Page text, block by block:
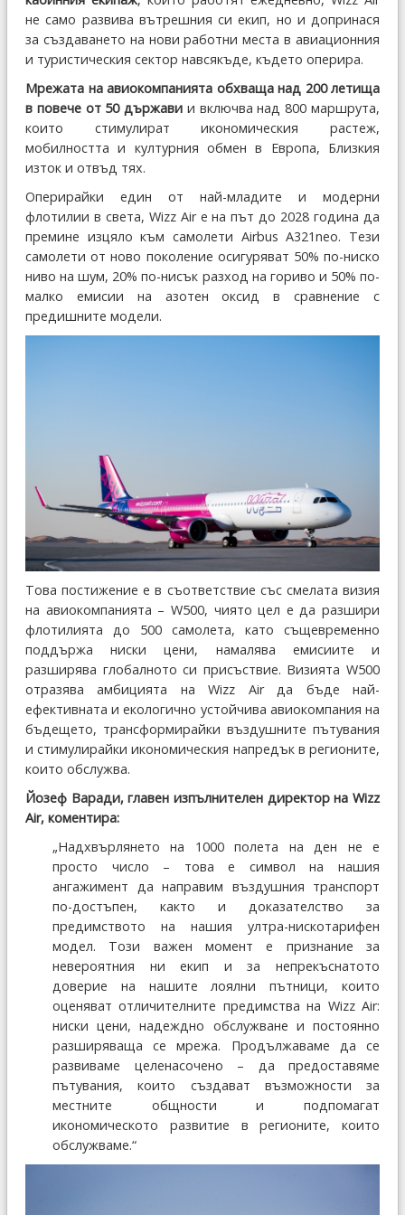
не само развива вътрешния си екип, но и допринася
за създаването на нови работни места в авиационния
и туристическия сектор навсякъде, където оперира.
Мрежата на авиокомпанията обхваща над 200 летища
в повече от 50 държави и включва над 800 маршрута,
които стимулират икономическия растеж,
мобилността и културния обмен в Европа, Близкия
изток и отвъд тях.
Оперирайки един от най-младите и модерни
флотилии в света, Wizz Air е на път до 2028 година да
премине изцяло към самолети Airbus A321neo. Тези
самолети от ново поколение осигуряват 50% по-ниско
ниво на шум, 20% по-нисък разход на гориво и 50% по-
малко емисии на азотен оксид в сравнение с
предишните модели.
Това постижение е в съответствие със смелата визия
на авиокомпанията – W500, чиято цел е да разшири
флотилията до 500 самолета, като същевременно
поддържа ниски цени, намалява емисиите и
разширява глобалното си присъствие. Визията W500
отразява амбицията на Wizz Air да бъде най-
ефективната и екологично устойчива авиокомпания на
бъдещето, трансформирайки въздушните пътувания
и стимулирайки икономическия напредък в регионите,
които обслужва.
Йозеф Варади, главен изпълнителен директор на Wizz
Air, коментира:
„Надхвърлянето на 1000 полета на ден не е
просто число – това е символ на нашия
ангажимент да направим въздушния транспорт
по-достъпен, както и доказателство за
предимството на нашия ултра-нискотарифен
модел. Този важен момент е признание за
невероятния ни екип и за непрекъснатото
доверие на нашите лоялни пътници, които
оценяват отличителните предимства на Wizz Air:
ниски цени, надеждно обслужване и постоянно
разширяваща се мрежа. Продължаваме да се
развиваме целенасочено – да предоставяме
пътувания, които създават възможности за
местните общности и подпомагат
икономическото развитие в регионите, които
обслужваме.“